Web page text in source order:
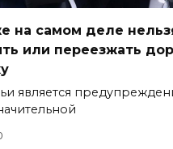
на самом деле
или переезжать
является